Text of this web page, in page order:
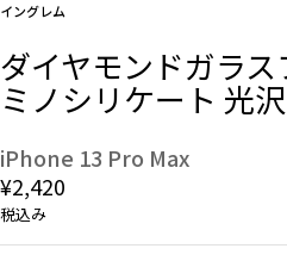
デザインから探す
事業内容
会社概要
イングレム
ダイヤモンドガラ
ミノシリケート 光沢
iPhone 13 Pro Max
¥2,420
税込み